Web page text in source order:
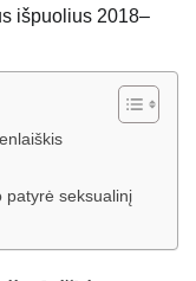
išpuolius 2018–
patyrė seksualinį